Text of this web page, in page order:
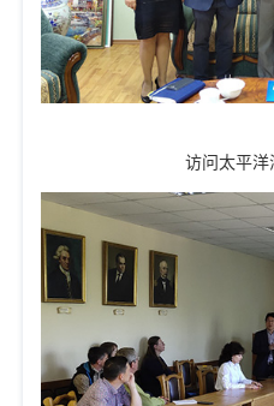
访问太平洋